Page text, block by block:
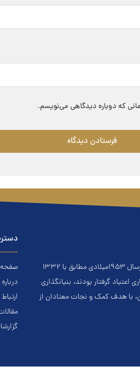
که دوباره دیدگاهی می‌نویسم.
معتادان گمنام NA نهادي است مردمي و خودجوش که درسال ۱۹۵۳ميلادي مطابق با ۱۳۳۲
گرفتار بودند، بنيانگذاري
با هدف کمک و نجات معتادان از